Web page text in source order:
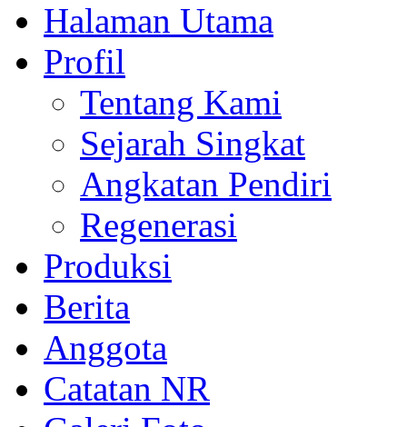
Halaman Utama
Profil
Tentang Kami
Sejarah Singkat
Angkatan Pendiri
Regenerasi
Produksi
Berita
Anggota
Catatan NR